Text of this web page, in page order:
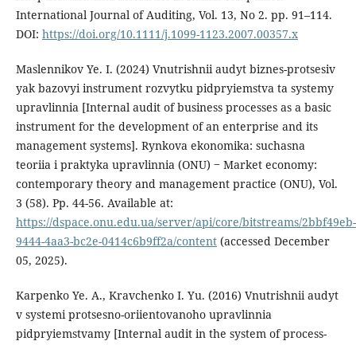
International Journal of Auditing, Vol. 13, No 2. pp. 91–114.
DOI: https://doi.org/10.1111/j.1099-1123.2007.00357.x
Maslennikov Ye. I. (2024) Vnutrishnii audyt biznes-protsesiv
yak bazovyi instrument rozvytku pidpryiemstva ta systemy
upravlinnia [Internal audit of business processes as a basic
instrument for the development of an enterprise and its
management systems]. Rynkova ekonomika: suchasna
teoriia i praktyka upravlinnia (ONU) ‒ Market economy:
contemporary theory and management practice (ONU), Vol.
3 (58). Pp. 44-56. Available at:
https://dspace.onu.edu.ua/server/api/core/bitstreams/2bbf49eb-
9444-4aa3-bc2e-0414c6b9ff2a/content(accessed December
05, 2025).
Karpenko Ye. A., Kravchenko I. Yu. (2016) Vnutrishnii audyt
v systemi protsesno-oriientovanoho upravlinnia
pidpryiemstvamy [Internal audit in the system of process-